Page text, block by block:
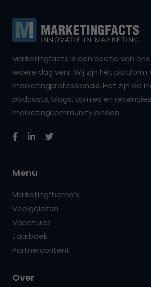
Marketingfacts is een beetje van ons
iedere dag vers. Wij zijn hét platform
marketingprofessionals. Het zijn de
podcasts, blogs, opinies en
marketingcommunity binden.
Menu
Marketingthema’s
Veelgelezen
Vacatures
Jaarboek
Partnercontent
Over